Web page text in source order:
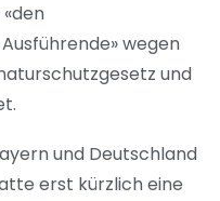
wegen
und
und Deutschland
erst kürzlich eine